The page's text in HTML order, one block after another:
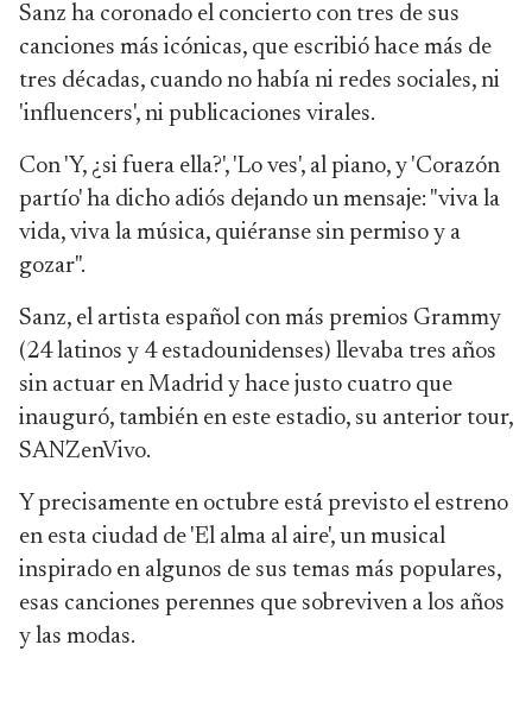
Sanz ha coronado el concierto con tres de sus
canciones más icónicas, que escribió hace más de
tres décadas, cuando no había ni redes sociales, ni
'influencers', ni publicaciones virales.
Con 'Y, ¿si fuera ella?', 'Lo ves', al piano, y 'Corazón
partío' ha dicho adiós dejando un mensaje: "viva la
vida, viva la música, quiéranse sin permiso y a
gozar".
Sanz, el artista español con más premios Grammy
(24 latinos y 4 estadounidenses) llevaba tres años
sin actuar en Madrid y hace justo cuatro que
inauguró, también en este estadio, su anterior tour,
SANZenVivo.
Y precisamente en octubre está previsto el estreno
en esta ciudad de 'El alma al aire', un musical
inspirado en algunos de sus temas más populares,
esas canciones perennes que sobreviven a los años
y las modas.